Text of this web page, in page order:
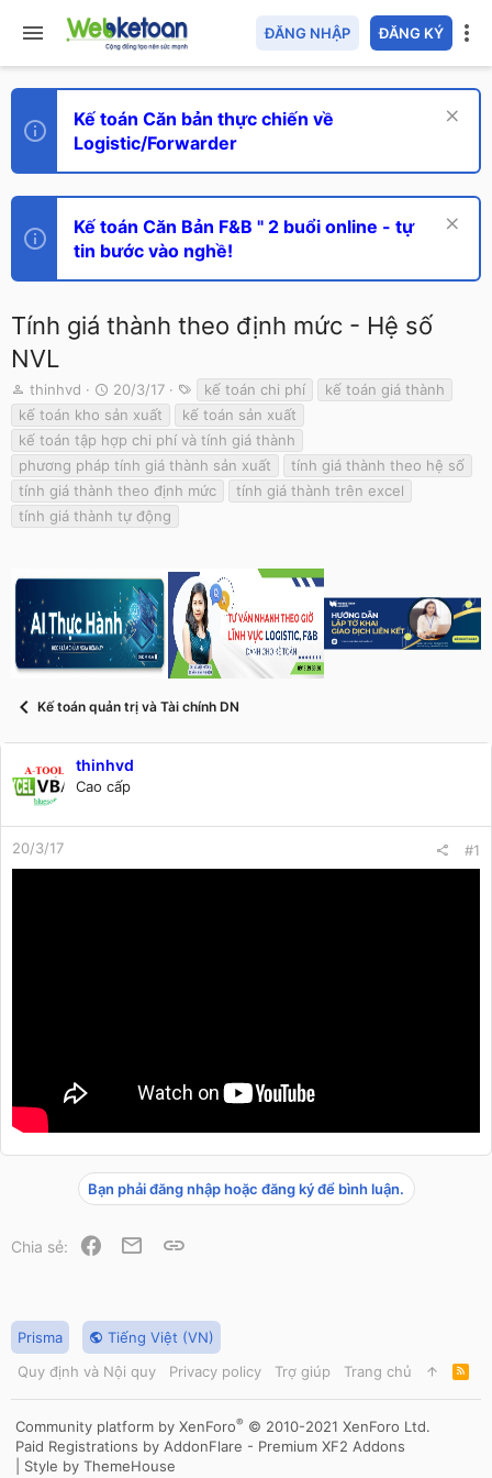
ĐĂNG NHẬP ĐĂNG KÝ
Kế toán Căn bản thực chiến về
Logistic/Forwarder
Kế toán Căn Bản F&B " 2 buổi online - tự
tin bước vào nghề!
Tính giá thành theo định mức - Hệ số
NVL
T
h
r
e
a
d
s
t
t
e
r
thinhvd
N
g
à
y
g
ử
i
20/3/17
ừ
k
h
ó
a
kế toán chi phí
kế toán giá thành
kế toán kho sản xuất
kế toán sản xuất
kế toán tập hợp chi phí và tính giá thành
phương pháp tính giá thành sản xuất
tính giá thành theo hệ số
tính giá thành theo định mức
tính giá thành trên excel
tính giá thành tự động
Kế toán quản trị và Tài chính DN
thinhvd
Cao cấp
20/3/17 #1
Bạn phải đăng nhập hoặc đăng ký để bình luận.
Chia sẻ: Facebook
Email
Prisma
Tiếng Việt (VN)
Quy định và Nội quy
Privacy policy Trợ giúp Trang chủ
R
S
S
Community platform by XenForo® © 2010-2021 XenForo Ltd.
Paid Registrations by AddonFlare - Premium XF2 Addons
Style by ThemeHouse